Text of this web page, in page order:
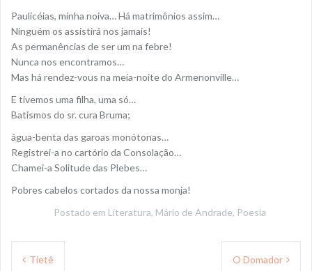
Paulicéias, minha noiva… Há matrimônios assim…
Ninguém os assistirá nos jamais!
As permanências de ser um na febre!
Nunca nos encontramos…
Mas há rendez-vous na meia-noite do Armenonville…
E tivemos uma filha, uma só…
Batismos do sr. cura Bruma;
água-benta das garoas monótonas…
Registrei-a no cartório da Consolação…
Chamei-a Solitude das Plebes…
Pobres cabelos cortados da nossa monja!
Postado em Literatura, Mário de Andrade, Poesia
Navegação
Tietê O Domador